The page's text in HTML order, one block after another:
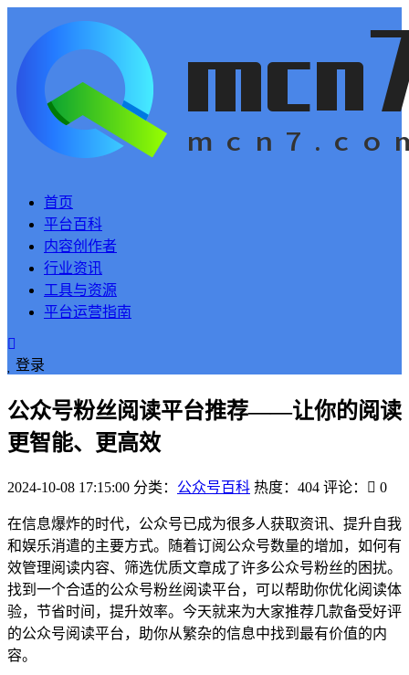
首页
平台百科
内容创作者
行业资讯
工具与资源
平台运营指南
登录
公众号粉丝阅读平台推荐——让你的阅读
更智能、更高效
2024-10-08 17:15:00 分类： 公众号百科 热度：404 评论： 0
在信息爆炸的时代，公众号已成为很多人获取资讯、提升自我
和娱乐消遣的主要方式。随着订阅公众号数量的增加，如何有
效管理阅读内容、筛选优质文章成了许多公众号粉丝的困扰。
找到一个合适的公众号粉丝阅读平台，可以帮助你优化阅读体
验，节省时间，提升效率。今天就来为大家推荐几款备受好评
的公众号阅读平台，助你从繁杂的信息中找到最有价值的内
容。